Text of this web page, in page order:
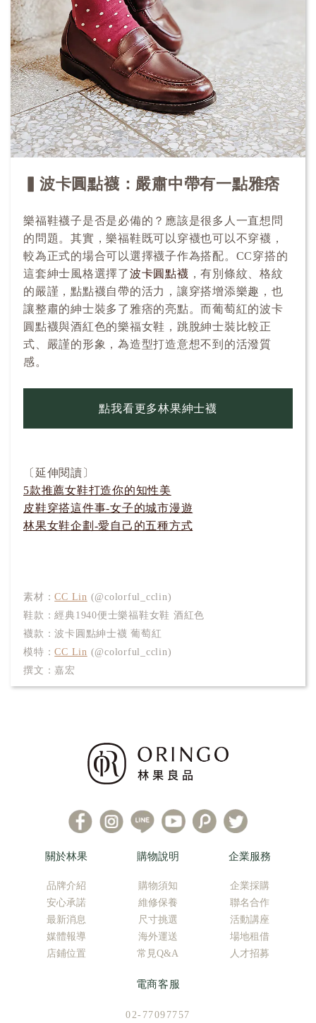
▍波卡圓點襪：嚴肅中帶有一點雅痞
樂福鞋襪子是否是必備的？應該是很多人一直想問
的問題。其實，樂福鞋既可以穿襪也可以不穿襪，
較為正式的場合可以選擇襪子作為搭配。CC穿搭的
這套紳士風格選擇了波卡圓點襪 ，有別條紋、格紋
的嚴謹，點點襪自帶的活力，讓穿搭增添樂趣，也
讓整肅的紳士裝多了雅痞的亮點。而葡萄紅的波卡
圓點襪與酒紅色的樂福女鞋，跳脫紳士裝比較正
式、嚴謹的形象，為造型打造意想不到的活潑質
感。
點我看更多林果紳士襪
〔延伸閱讀〕
5款推薦女鞋打造你的知性美
皮鞋穿搭這件事-女子的城市漫遊
林果女鞋企劃-愛自己的五種方式
素材：CC Lin (@colorful_cclin)
鞋款：經典1940便士樂福鞋女鞋 酒紅色
襪款：波卡圓點紳士襪 葡萄紅
模特：CC Lin (@colorful_cclin)
撰文：嘉宏
關於林果
品牌介紹
安心承諾
最新消息
媒體報導
店鋪位置
購物說明
購物須知
維修保養
尺寸挑選
海外運送
常見Q&A
企業服務
企業採購
聯名合作
活動講座
場地租借
人才招募
電商客服
02-77097757